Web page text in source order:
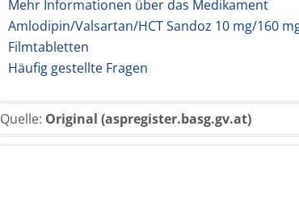
Mehr Informationen über das Medikament
Amlodipin/Valsartan/HCT Sandoz 10 mg/160
Filmtabletten
Häufig gestellte Fragen
Quelle: Original (aspregister.basg.gv.at)